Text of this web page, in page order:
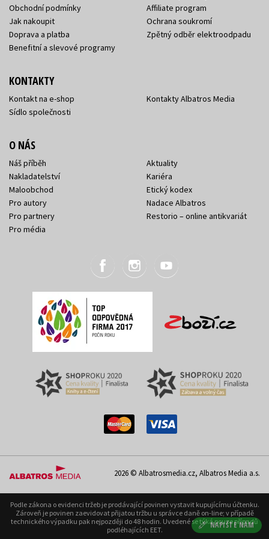
NAPIŠTE NÁM
Obchodní podmínky
Jak nakoupit
Doprava a platba
Benefitní a slevové programy
Affiliate program
Ochrana soukromí
Zpětný odběr elektroodpadu
KONTAKTY
Kontakt na e-shop
Sídlo společnosti
Kontakty Albatros Media
O NÁS
Náš příběh
Nakladatelství
Maloobchod
Pro autory
Pro partnery
Pro média
Aktuality
Kariéra
Etický kodex
Nadace Albatros
Restorio – online antikvariát
2026 © Albatrosmedia.cz, Albatros Media a.s.
Podle zákona o evidenci tržeb je prodávající povinen vystavit kupujícímu účtenku.
Zároveň je povinen zaevidovat přijatou tržbu u správce daně on-line; v případě
technického výpadku pak nejpozději do 48 hodin. Uvedené se týká pouze případů
podléhajících EET.